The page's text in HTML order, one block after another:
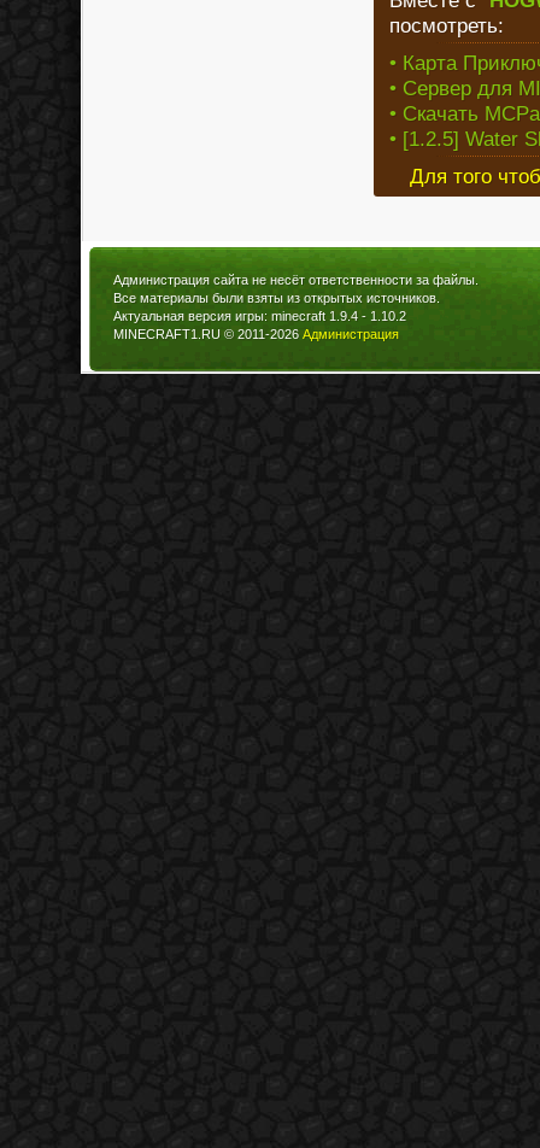
посмотреть:
• Карта
• Сервер для
• Скачать
• [1.2.5] Water
Для того
Администрация сайта не несёт ответственности за файлы.
Все материалы были взяты из открытых источников.
Актуальная версия игры: minecraft 1.9.4 - 1.10.2
MINECRAFT1.RU © 2011-2026 Администрация